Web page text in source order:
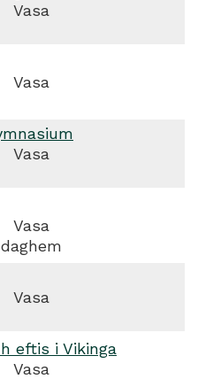
Vasa
Vasa
Vasa
Vasa
Vasa
eftis i Vikinga
Vasa